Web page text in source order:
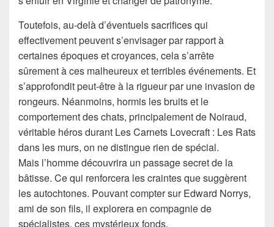
Toutefois, au-delà d’éventuels sacrifices qui
effectivement peuvent s’envisager par rapport à
certaines époques et croyances, cela s’arrête
sûrement à ces malheureux et terribles événements. Et
s’approfondit peut-être à la rigueur par une invasion de
rongeurs. Néanmoins, hormis les bruits et le
comportement des chats, principalement de Noiraud,
véritable héros durant Les Carnets Lovecraft : Les Rats
dans les murs, on ne distingue rien de spécial.
Mais l’homme découvrira un passage secret de la
bâtisse. Ce qui renforcera les craintes que suggèrent
les autochtones. Pouvant compter sur Edward Norrys,
ami de son fils, il explorera en compagnie de
spécialistes, ces mystérieux fonds.